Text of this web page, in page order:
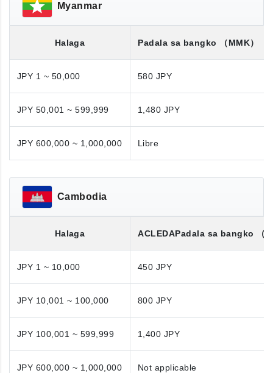
Myanmar
Halaga Padala sa bangko （MMK）
JPY 1 ~ 50,000 580 JPY
JPY 50,001 ~ 599,999 1,480 JPY
JPY 600,000 ~ 1,000,000 Libre
Cambodia
Halaga ACLEDAPadala sa bangko （
JPY 1 ~ 10,000 450 JPY
JPY 10,001 ~ 100,000 800 JPY
JPY 100,001 ~ 599,999 1,400 JPY
JPY 600,000 ~ 1,000,000 Not applicable